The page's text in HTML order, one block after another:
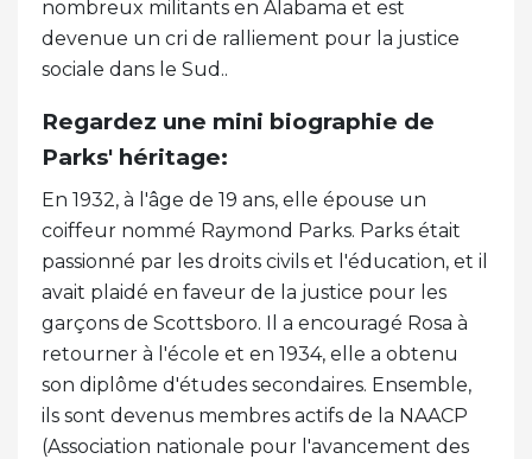
nombreux militants en Alabama et est
devenue un cri de ralliement pour la justice
sociale dans le Sud..
Regardez une mini biographie de
Parks' héritage:
En 1932, à l'âge de 19 ans, elle épouse un
coiffeur nommé Raymond Parks. Parks était
passionné par les droits civils et l'éducation, et il
avait plaidé en faveur de la justice pour les
garçons de Scottsboro. Il a encouragé Rosa à
retourner à l'école et en 1934, elle a obtenu
son diplôme d'études secondaires. Ensemble,
ils sont devenus membres actifs de la NAACP
(Association nationale pour l'avancement des